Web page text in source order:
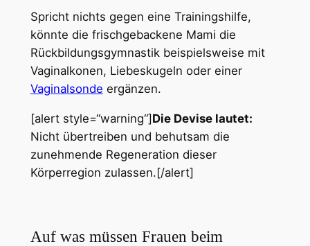
Spricht nichts gegen eine Trainingshilfe,
könnte die frischgebackene Mami die
Rückbildungsgymnastik beispielsweise mit
Vaginalkonen, Liebeskugeln oder einer
Vaginalsonde ergänzen.
[alert style=“warning“]Die Devise lautet:
Nicht übertreiben und behutsam die
zunehmende Regeneration dieser
Körperregion zulassen.[/alert]
Auf was müssen Frauen beim